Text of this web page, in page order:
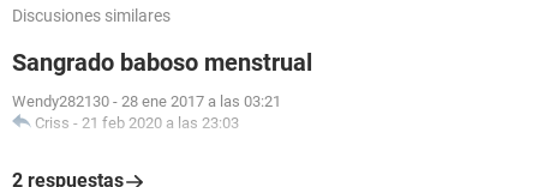
Discusiones similares
Sangrado baboso menstrual
Wendy282130 - 28 ene 2017 a las 03:21
Criss - 21 feb 2020 a las 23:03
2 respuestas